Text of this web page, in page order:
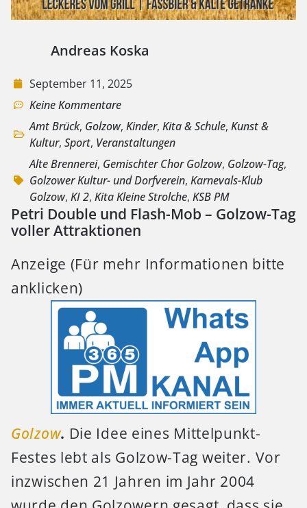
Andreas Koska
September 11, 2025
Keine Kommentare
Amt Brück, Golzow, Kinder, Kita & Schule, Kunst &
Kultur, Sport, Veranstaltungen
Alte Brennerei, Gemischter Chor Golzow, Golzow-Tag,
Golzower Kultur- und Dorfverein, Karnevals-Klub
Golzow, KI 2, Kita Kleine Strolche, KSB PM
Petri Double und Flash-Mob – Golzow-Tag
voller Attraktionen
Anzeige (Für mehr Informationen bitte
anklicken)
Golzow. Die Idee eines Mittelpunkt-
Festes lebt als Golzow-Tag weiter. Vor
inzwischen 21 Jahren im Jahr 2004